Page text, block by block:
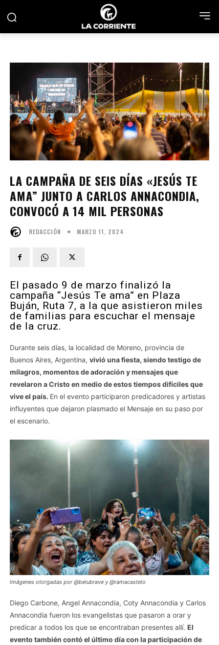
LA CAMPAÑA DE SEIS DÍAS «JESÚS TE
AMA” JUNTO A CARLOS ANNACONDIA,
CONVOCÓ A 14 MIL PERSONAS
REDACCIÓN MARZO 11, 2024
El pasado 9 de marzo finalizó la
campaña “Jesús Te ama” en Plaza
Buján, Ruta 7, a la que asistieron miles
de familias para escuchar el mensaje
de la cruz.
Durante seis días, la localidad de Moreno, provincia de
Buenos Aires, Argentina, vivió una fiesta, siendo testigo de
milagros, momentos de adoración y mensajes que
revelaron a Cristo en medio de estos tiempos difíciles que
vive el país. En el evento participaron predicadores y artistas
influyentes que dejaron plasmado el Mensaje en su paso por
el escenario.
Imágenes otorgadas por @belubrave y @ramacastelo
Diego Carbone, Angel Annacondia, Coty Annacondia y Carlos
Annacondia fueron los evangelistas que pasaron a orar y
predicar a todos los que se encontraban presentes allí. El
evento también contó el último día con la participación de